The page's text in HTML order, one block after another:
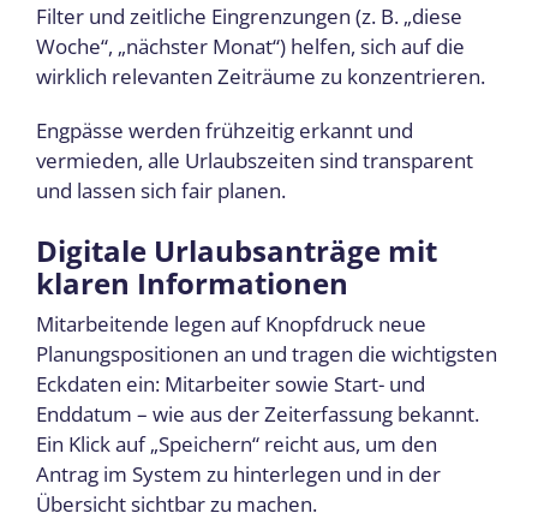
Filter und zeitliche Eingrenzungen (z. B. „diese
Woche“, „nächster Monat“) helfen, sich auf die
wirklich relevanten Zeiträume zu konzentrieren.
Engpässe werden frühzeitig erkannt und
vermieden, alle Urlaubszeiten sind transparent
und lassen sich fair planen.
Digitale Urlaubsanträge mit
klaren Informationen
Mitarbeitende legen auf Knopfdruck neue
Planungspositionen an und tragen die wichtigsten
Eckdaten ein: Mitarbeiter sowie Start- und
Enddatum – wie aus der Zeiterfassung bekannt.
Ein Klick auf „Speichern“ reicht aus, um den
Antrag im System zu hinterlegen und in der
Übersicht sichtbar zu machen.